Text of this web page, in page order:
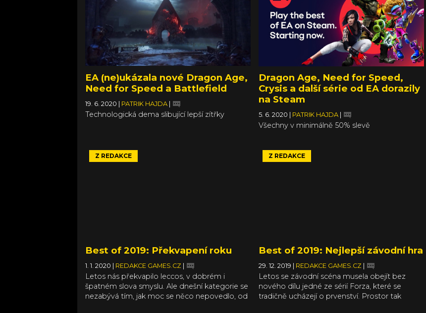
EA (ne)ukázala nové Dragon Age,
Need for Speed a Battlefield
19. 6. 2020 | PATRIK HAJDA |
Technologická dema slibující lepší zítřky
Dragon Age, Need for Speed,
Crysis a další série od EA dorazily
na Steam
5. 6. 2020 | PATRIK HAJDA |
Všechny v minimálně 50% slevě
Z REDAKCE
Best of 2019: Překvapení roku
1. 1. 2020 | REDAKCE GAMES.CZ |
Letos nás překvapilo leccos, v dobrém i
špatném slova smyslu. Ale dnešní kategorie se
nezabývá tím, jak moc se něco nepovedlo, od
Z REDAKCE
Best of 2019: Nejlepší závodní hra
29. 12. 2019 | REDAKCE GAMES.CZ |
Letos se závodní scéna musela obejít bez
nového dílu jedné ze sérií Forza, které se
tradičně ucházejí o prvenství. Prostor tak